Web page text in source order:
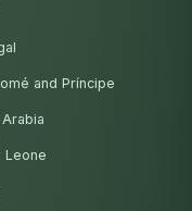
and Príncipe
Leone